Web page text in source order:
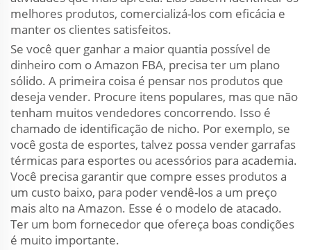
melhores produtos, comercializá-los com eficácia e
manter os clientes satisfeitos.
Se você quer ganhar a maior quantia possível de
dinheiro com o Amazon FBA, precisa ter um plano
sólido. A primeira coisa é pensar nos produtos que
deseja vender. Procure itens populares, mas que não
tenham muitos vendedores concorrendo. Isso é
chamado de identificação de nicho. Por exemplo, se
você gosta de esportes, talvez possa vender garrafas
térmicas para esportes ou acessórios para academia.
Você precisa garantir que compre esses produtos a
um custo baixo, para poder vendê-los a um preço
mais alto na Amazon. Esse é o modelo de atacado.
Ter um bom fornecedor que ofereça boas condições
é muito importante.